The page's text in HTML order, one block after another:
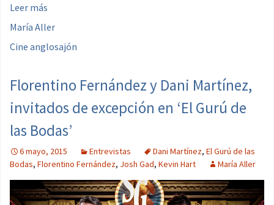
Leer más
María Aller
Cine anglosajón
Florentino Fernández y Dani Martínez,
invitados de excepción en ‘El Gurú de
las Bodas’
6 mayo, 2015 Entrevistas Dani Martínez, El Gurú de las
Bodas, Florentino Fernández, Josh Gad, Kevin Hart María Aller